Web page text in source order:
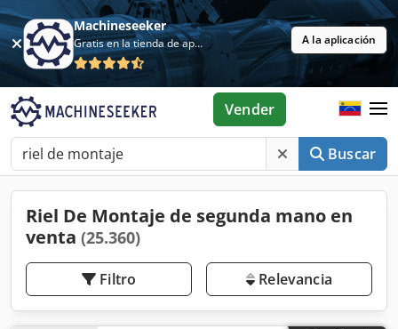
Machineseeker
Gratis en la tienda de aplicaciones A la aplicación
Buscar
Vender
Riel De Montaje de segunda mano en
venta (25.360)
Filtro Relevancia